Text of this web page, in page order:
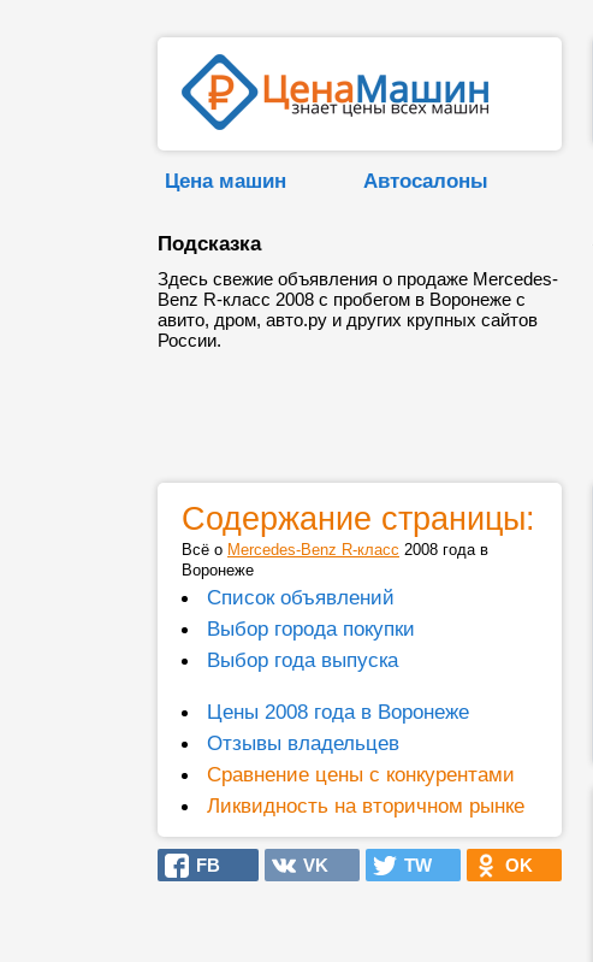
Цена машин Автосалоны
Подсказка
Здесь свежие объявления о продаже Mercedes-
Benz R-класс 2008 с пробегом в Воронеже с
авито, дром, авто.ру и других крупных сайтов
России.
Содержание страницы:
Всё о Mercedes-Benz R-класс 2008 года в
Воронеже
Список объявлений
Выбор города покупки
Выбор года выпуска
Цены 2008 года в Воронеже
Отзывы владельцев
Сравнение цены с конкурентами
Ликвидность на вторичном рынке
FB VK TW OK